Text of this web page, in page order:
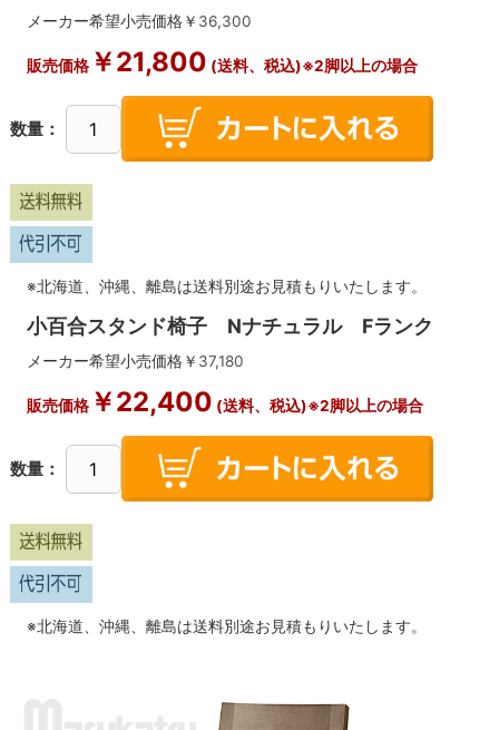
メーカー希望小売価格￥ 36,300
販売価格￥21,800 (送料、税込)※2脚以上の場合
数量：
※北海道、沖縄、離島は送料別途お見積もりいたします。
小百合スタンド椅子 Nナチュラル Fランク
メーカー希望小売価格￥ 37,180
販売価格￥22,400 (送料、税込)※2脚以上の場合
数量：
※北海道、沖縄、離島は送料別途お見積もりいたします。